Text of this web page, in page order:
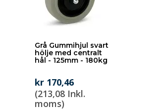
Grå Gummihjul svart
hölje med centralt
hål - 125mm - 180kg
kr 170,46
(213,08 Inkl.
moms)